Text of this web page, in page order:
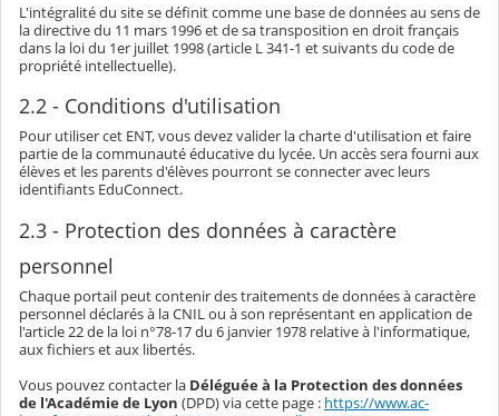
L'intégralité du site se définit comme une base de données au sens de
la directive du 11 mars 1996 et de sa transposition en droit français
dans la loi du 1er juillet 1998 (article L 341-1 et suivants du code de
propriété intellectuelle).
2.2 - Conditions d'utilisation
Pour utiliser cet ENT, vous devez valider la charte d'utilisation et faire
partie de la communauté éducative du lycée. Un accès sera fourni aux
élèves et les parents d'élèves pourront se connecter avec leurs
identifiants EduConnect.
2.3 - Protection des données à caractère
personnel
Chaque portail peut contenir des traitements de données à caractère
personnel déclarés à la CNIL ou à son représentant en application de
l'article 22 de la loi n°78-17 du 6 janvier 1978 relative à l'informatique,
aux fichiers et aux libertés.
Vous pouvez contacter la Déléguée à la Protection des données
de l'Académie de Lyon (DPD) via cette page : https://www.ac-